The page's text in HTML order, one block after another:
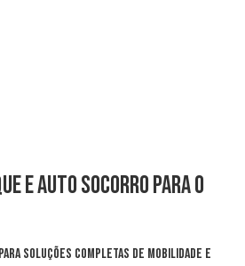
e Auto Socorro para o
soluções completas de mobilidade e